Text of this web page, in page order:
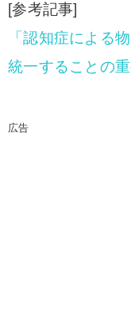
[参考記事]
「認知症による
統一することの重
広告